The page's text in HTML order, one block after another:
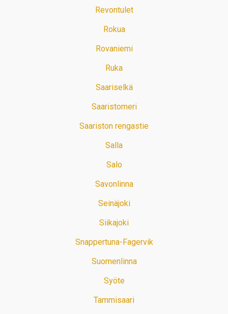
Revontulet
Rokua
Rovaniemi
Ruka
Saariselkä
Saaristomeri
Saariston rengastie
Salla
Salo
Savonlinna
Seinäjoki
Siikajoki
Snappertuna-Fagervik
Suomenlinna
Syöte
Tammisaari